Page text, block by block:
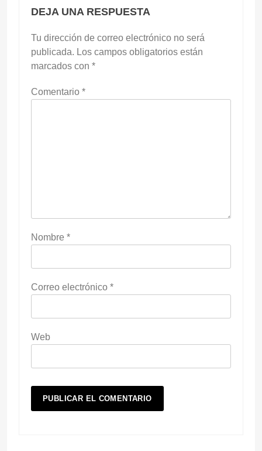
DEJA UNA RESPUESTA
Tu dirección de correo electrónico no será
publicada. Los campos obligatorios están
marcados con *
Comentario *
Nombre *
Correo electrónico *
Web